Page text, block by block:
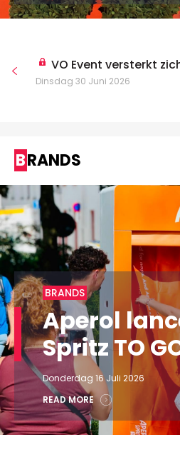
VO Event versterkt
Dinsdag 30 Juni 2026
BRANDS
BRANDS
Aperol
Spritz TO
Donderdag 16 Juli 2026
READ MORE